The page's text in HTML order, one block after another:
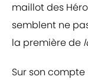
maillot des
semblent ne
la première de
Sur son compte